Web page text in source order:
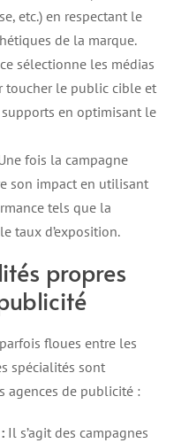
etc.) en respectant le
de la marque.
sélectionne les médias
toucher le public cible et
en optimisant le
fois la campagne
son impact en utilisant
tels que la
taux d’exposition.
propres
floues entre les
spécialités sont
agences de publicité :
Il s’agit des campagnes